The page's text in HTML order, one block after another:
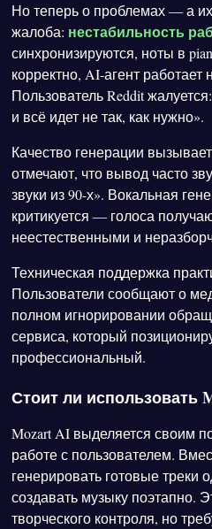
Но теперь о проблемах — а
жалоба: нестабильность
синхронизируются, ноты в
корректно, AI-агент работает
Пользователь Reddit
и всё идет не так, как нужно».
Качество генерации
отмечают, что вывод часто
звуки из 90-х». Вокальная
критикуется — голоса
неестественными и
Техническая поддержка
Пользователи сообщают о
полном игнорировании
сервиса, который
профессиональный.
Стоит ли использовать
Mozart AI выделяется своим
работе с пользователем.
генерировать готовые треки
создавать музыку поэтапно.
творческого контроля, но